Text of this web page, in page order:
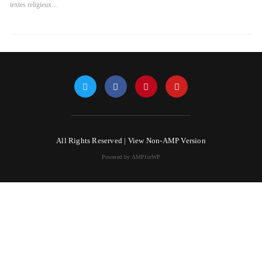
textes religieux…
All Rights Reserved | View Non-AMP Version
Powered by AMPforWP